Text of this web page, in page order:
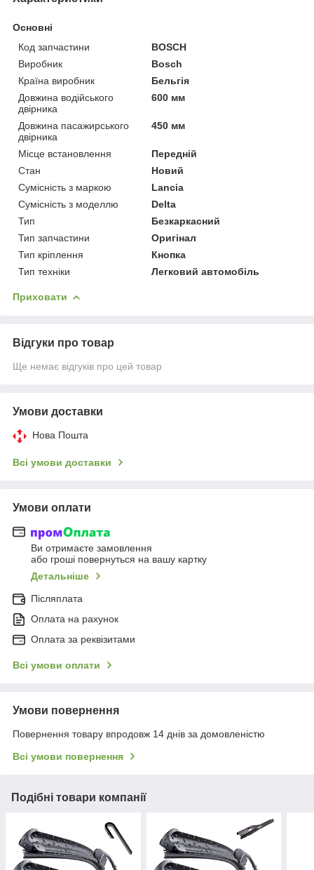
Основні
Код запчастини
BOSCH
Виробник
Bosch
Країна виробник
Бельгія
Довжина водійського
двірника
600 мм
Довжина пасажирського
двірника
450 мм
Місце встановлення
Передній
Стан
Новий
Сумісність з маркою
Lancia
Сумісність з моделлю
Delta
Тип
Безкаркасний
Тип запчастини
Оригінал
Тип кріплення
Кнопка
Тип техніки
Легковий автомобіль
Приховати
Відгуки про товар
Ще немає відгуків про цей товар
Умови доставки
Нова Пошта
Всі умови доставки
Умови оплати
Ви отримаєте замовлення
або гроші повернуться на вашу картку
Детальніше
Післяплата
Оплата на рахунок
Оплата за реквізитами
Всі умови оплати
Умови повернення
Повернення товару впродовж 14 днів за домовленістю
Всі умови повернення
Подібні товари компанії